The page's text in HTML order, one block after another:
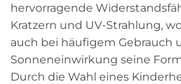
hervorragende
Kratzern und UV-Strahlung,
auch bei häufigem Gebrauch
Sonneneinwirkung seine
Durch die Wahl eines